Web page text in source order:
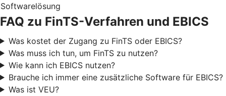
Softwarelösung
FAQ zu FinTS-Verfahren und EBICS
Was kostet der Zugang zu FinTS oder EBICS?
Was muss ich tun, um FinTS zu nutzen?
Wie kann ich EBICS nutzen?
Brauche ich immer eine zusätzliche Software für EBICS?
Was ist VEU?